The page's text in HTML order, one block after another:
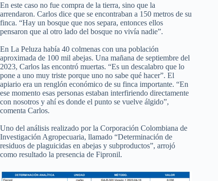
En este caso no fue compra de la tierra, sino que la
arrendaron. Carlos dice que se encontraban a 150 metros de su
finca. “Hay un bosque que nos separa, entonces ellos
pensaron que al otro lado del bosque no vivía nadie”.
En La Peluza había 40 colmenas con una población
aproximada de 100 mil abejas. Una mañana de septiembre del
2023, Carlos las encontró muertas. “Es un descalabro que lo
pone a uno muy triste porque uno no sabe qué hacer”. El
apiario era un renglón económico de su finca importante. “En
ese momento esas personas estaban interfiriendo directamente
con nosotros y ahí es donde el punto se vuelve álgido”,
comenta Carlos.
Uno del análisis realizado por la Corporación Colombiana de
Investigación Agropecuaria, llamado “Determinación de
residuos de plaguicidas en abejas y subproductos”, arrojó
como resultado la presencia de Fipronil.